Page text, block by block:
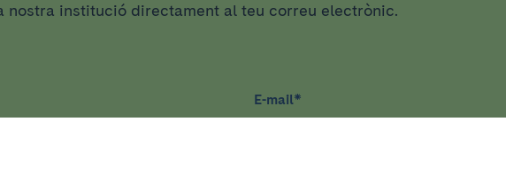
nostra institució directament al teu correu electrònic.
E-mail*